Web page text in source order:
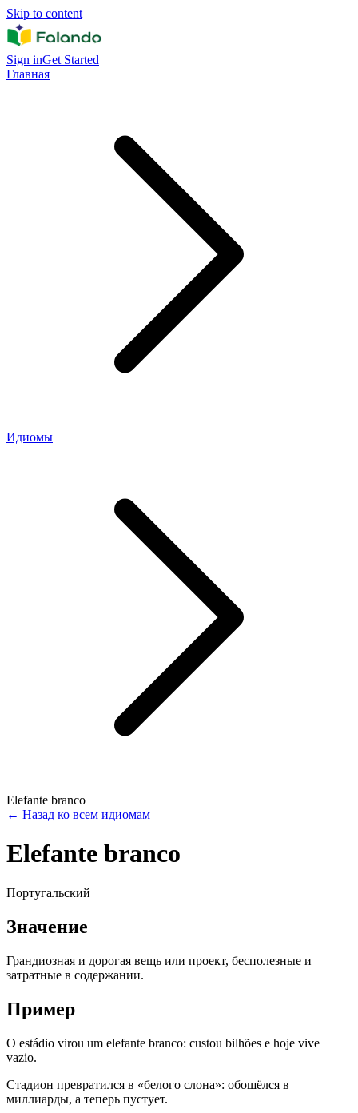
Skip to content
Sign inGet Started
Главная
Идиомы
Elefante branco
← Назад ко всем идиомам
Elefante branco
Португальский
Значение
Грандиозная и дорогая вещь или проект, бесполезные и
затратные в содержании.
Пример
O estádio virou um elefante branco: custou bilhões e hoje vive
vazio.
Стадион превратился в «белого слона»: обошёлся в
миллиарды, а теперь пустует.